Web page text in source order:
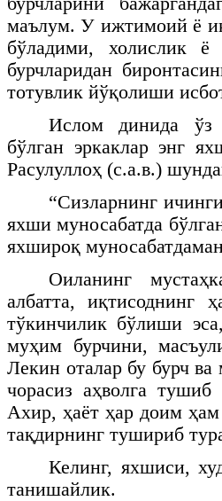
маълум. У ижтимоий ё
бўладими, холислик
бурчларидан
тотувлик йўқолиши
Ислом динида ўз
бўлган эркаклар энг
Расулуллоҳ (с.а.в.)
“Сизларнинг
яхши муносабатда
яхшироқ
Оиланинг
албатта,
тўкинчилик бўлиши
муҳим бурчини,
Лекин оталар бу бурч
чорасиз аҳволга
Ахир, ҳаёт ҳар доим
тақдирнинг тушириб
Келинг, яхшиси,
танишайлик.